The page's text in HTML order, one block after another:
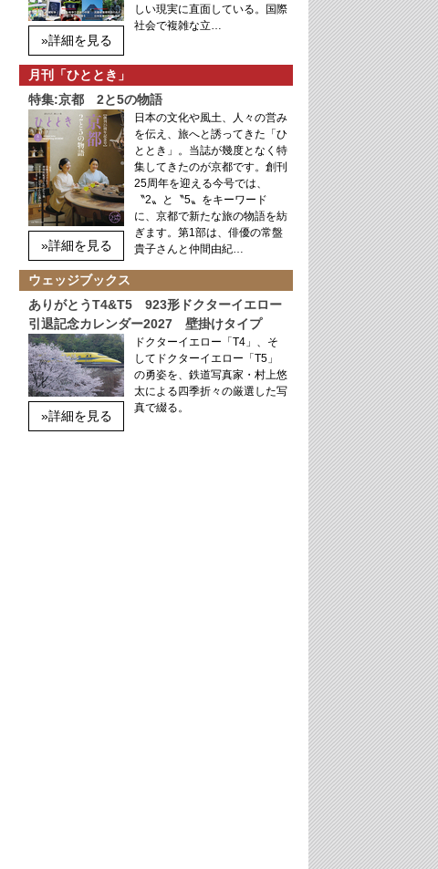
»詳細を見る
しい現実に直面している。国際
社会で複雑な立…
月刊「ひととき」
特集:京都 2と5の物語
»詳細を見る
日本の文化や風土、人々の営み
を伝え、旅へと誘ってきた「ひ
ととき」。当誌が幾度となく特
集してきたのが京都です。創刊
25周年を迎える今号では、
〝2〟と〝5〟をキーワード
に、京都で新たな旅の物語を紡
ぎます。第1部は、俳優の常盤
貴子さんと仲間由紀…
ウェッジブックス
ありがとうT4&T5 923形ドクターイエロー
引退記念カレンダー2027 壁掛けタイプ
»詳細を見る
ドクターイエロー「T4」、そ
してドクターイエロー「T5」
の勇姿を、鉄道写真家・村上悠
太による四季折々の厳選した写
真で綴る。